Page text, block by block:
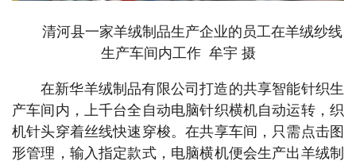
清河县一家羊绒制品生产企业的员工在羊绒纱线
生产车间内工作 牟宇 摄
在新华羊绒制品有限公司打造的共享智能针织生
产车间内，上千台全自动电脑针织横机自动运转，织
机针头穿着丝线快速穿梭。在共享车间，只需点击图
形管理，输入指定款式，电脑横机便会生产出羊绒制